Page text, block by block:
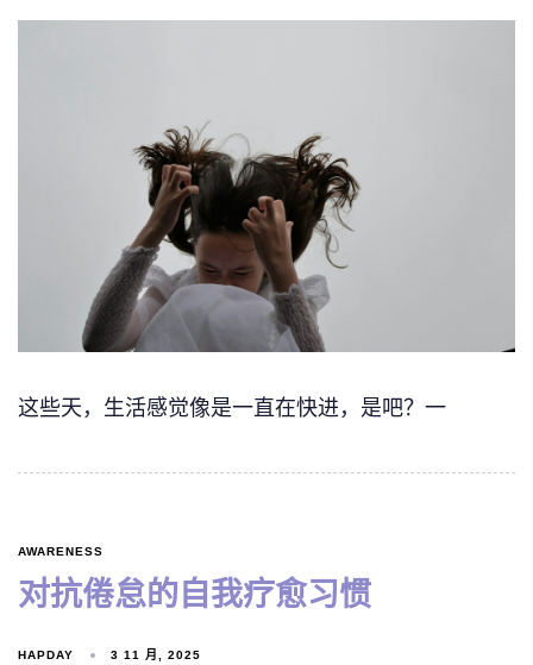
这些天，生活感觉像是一直在快进，是吧？一
AWARENESS
对抗倦怠的自我疗愈习惯
HAPDAY 3 11 月, 2025